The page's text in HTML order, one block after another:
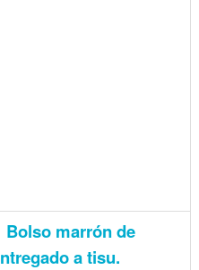
Bolso marrón de
a tisu.